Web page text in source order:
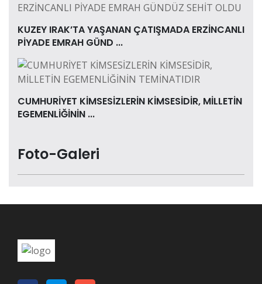
KUZEY IRAK’TA YAŞANAN ÇATIŞMADA ERZİNCANLI
PİYADE EMRAH GÜND ...
CUMHURİYET KİMSESİZLERİN KİMSESİDİR, MİLLETİN
EGEMENLİĞİNİN ...
Foto-Galeri